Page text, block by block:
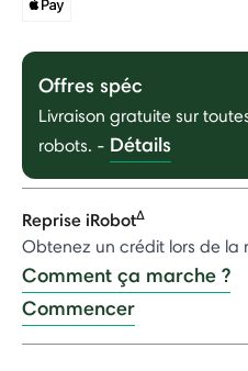
Offres spéc
Livraison gratuite sur
robots. - Détails
Reprise iRobotΔ
Obtenez un crédit lors de la
Comment ça marche ?
Commencer